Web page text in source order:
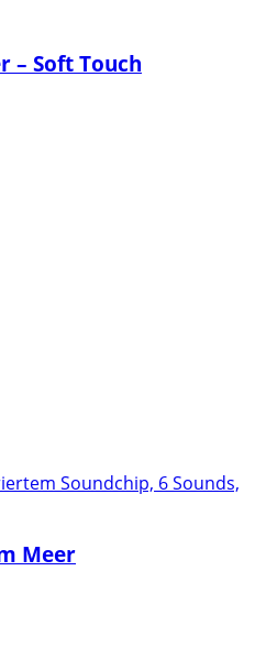
– Soft Touch
Soundchip, 6 Sounds,
Meer